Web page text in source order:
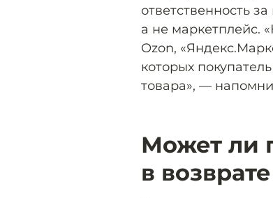
ответственность
а не маркетплейс.
Ozon,
которых
товара», —
Может ли
в